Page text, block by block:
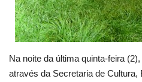
Na noite da última quinta-feira
através da Secretaria de Cultura,